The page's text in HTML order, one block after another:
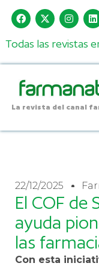
Todas las revistas
La revista del canal
22/12/2025
El COF de
ayuda
las
Con esta